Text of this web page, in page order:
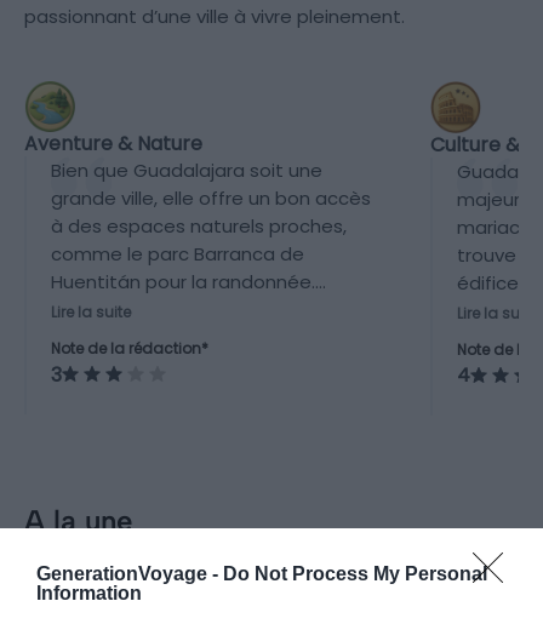
GenerationVoyage - Do Not Process My Personal
Information
passionnant d’une ville à vivre pleinement.
Aventure & Nature
Bien que Guadalajara soit une
grande ville, elle offre un bon accès
à des espaces naturels proches,
comme le parc Barranca de
Huentitán pour la randonnée.
Cependant, cela reste secondaire
dans l’expérience globale de la ville.
Lire la suite
Note de la rédaction*
3
Culture &
majeur
mariachi
trouve
édifices
le centre
ne
Lire la suite
Note de la
4
A la une
Incontournables